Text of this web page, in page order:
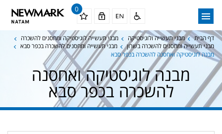
0
דף הבית מבני תעשייה ולוגיסטיקה
מבני תעשייה לוגיסטיקה ומחסנים להשכרה
מבני תעשייה ומחסנים להשכרה בשרון
מבני תעשייה ומחסנים להשכרה בכפר סבא
מבנה לוגיסטיקה ואחסנה להשכרה בכפר סבא
מבנה לוגיסטיקה ואחסנה
להשכרה בכפר סבא